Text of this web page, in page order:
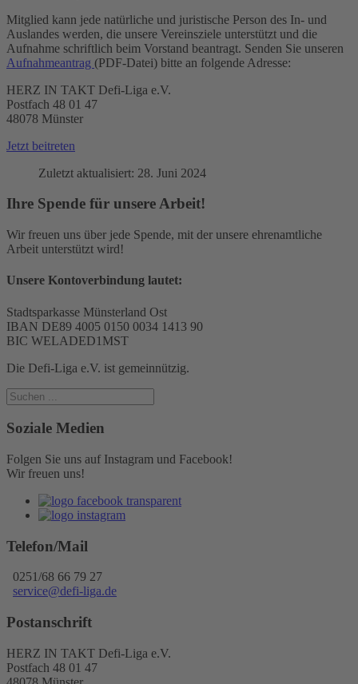
Mitglied kann jede natürliche und juristische Person des In- und
Auslandes werden, die unsere Vereinsziele unterstützt und die
Aufnahme schriftlich beim Vorstand beantragt. Senden Sie unseren
Aufnahmeantrag (PDF-Datei) bitte an folgende Adresse:
HERZ IN TAKT Defi-Liga e.V.
Postfach 48 01 47
48078 Münster
Jetzt beitreten
Zuletzt aktualisiert: 28. Juni 2024
Ihre Spende für unsere Arbeit!
Wir freuen uns über jede Spende, mit der unsere ehrenamtliche
Arbeit unterstützt wird!
Unsere Kontoverbindung lautet:
Stadtsparkasse Münsterland Ost
IBAN DE89 4005 0150 0034 1413 90
BIC WELADED1MST
Die Defi-Liga e.V. ist gemeinnützig.
Soziale Medien
Folgen Sie uns auf Instagram und Facebook!
Wir freuen uns!
Telefon/Mail
0251/68 66 79 27
service@defi-liga.de
Postanschrift
HERZ IN TAKT Defi-Liga e.V.
Postfach 48 01 47